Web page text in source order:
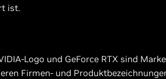
ist.
Logo und GeForce RTX sind
Firmen- und